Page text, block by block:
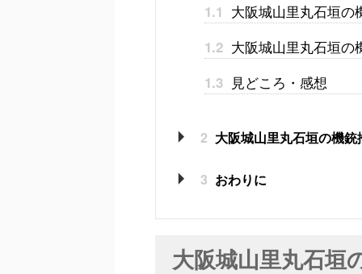
1.1 大阪城山里丸石垣の
1.2 大阪城山里丸石垣の
1.3 見どころ・感想
2 大阪城山里丸石垣の機
3 おわりに
大阪城山里丸石垣